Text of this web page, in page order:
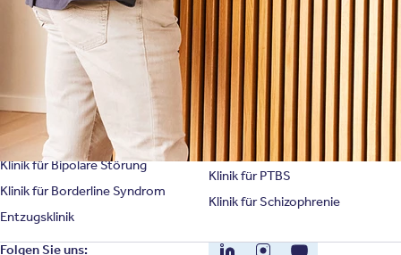
Spezialisierte Kliniken
Klinik für Depression
Klinik für Burnout
Klinik für Angststörung
Klinik für Zwangsstörung
Klinik für Persönlichkeitsstörung
Klinik für Bipolare Störung
Klinik für Borderline Syndrom
Entzugsklinik
Suchtklinik
Klinik für Anorexie
Klinik für Erschöpfung
Klinik für Essstörung
Klinik für Mediensucht
Klinik für Psychose
Klinik für PTBS
Klinik für Schizophrenie
Folgen Sie uns: LinkedInInstagramYouTube